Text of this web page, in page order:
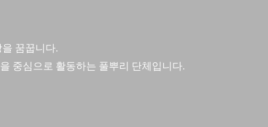
꿈꿉니다.
중심으로 활동하는 풀뿌리 단체입니다.